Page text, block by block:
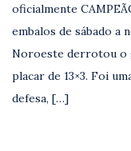
oficialmente
embalos de sábado a
Noroeste derrotou o
placar de 13×3. Foi
defesa, […]